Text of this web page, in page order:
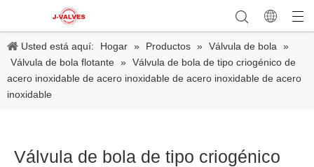
Usted está aquí: Hogar » Productos » Válvula de bola
»
Válvula de bola flotante » Válvula de bola de tipo criogénico de
acero inoxidable de acero inoxidable de acero inoxidable de acero
inoxidable
Válvula de bola de tipo criogénico